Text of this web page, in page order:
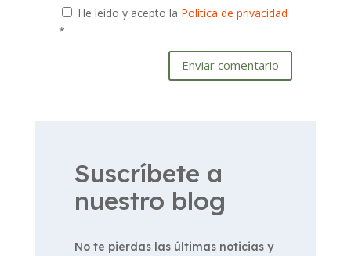
He leído y acepto la Política de privacidad
*
Enviar comentario
Suscríbete a
nuestro blog
No te pierdas las últimas noticias y